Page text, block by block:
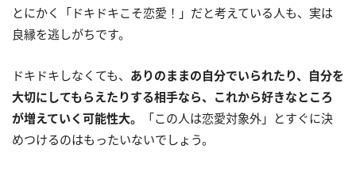
とにかく「ドキドキこそ恋愛！」だと考えている人も、実は
良縁を逃しがちです。
ドキドキしなくても、 ありのままの自分でいられたり、自分を
大切にしてもらえたりする相手なら、これから好きなところ
が増えていく可能性大。
「この人は恋愛対象外」とすぐに決
めつけるのはもったいないでしょう。